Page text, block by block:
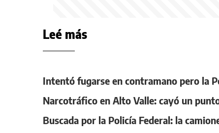
Leé más
Intentó fugarse en contramano pero la
Narcotráfico en Alto Valle: cayó un
Buscada por la Policía Federal: la